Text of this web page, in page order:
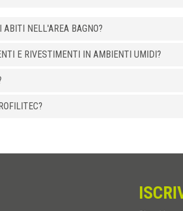
NELL'AREA BAGNO?
E RIVESTIMENTI IN AMBIENTI UMIDI?